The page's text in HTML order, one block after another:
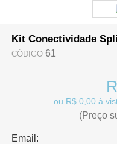
Kit Conectividade
CÓDIGO 61
ou R$ 0,00 à
(Preço
Email: